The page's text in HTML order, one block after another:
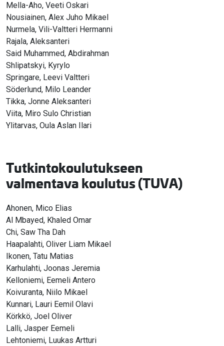
Mella-Aho, Veeti Oskari
Nousiainen, Alex Juho Mikael
Nurmela, Vili-Valtteri Hermanni
Rajala, Aleksanteri
Said Muhammed, Abdirahman
Shlipatskyi, Kyrylo
Springare, Leevi Valtteri
Söderlund, Milo Leander
Tikka, Jonne Aleksanteri
Viita, Miro Sulo Christian
Ylitarvas, Oula Aslan Ilari
Tutkintokoulutukseen
valmentava koulutus (TUVA)
Ahonen, Mico Elias
Al Mbayed, Khaled Omar
Chi, Saw Tha Dah
Haapalahti, Oliver Liam Mikael
Ikonen, Tatu Matias
Karhulahti, Joonas Jeremia
Kelloniemi, Eemeli Antero
Koivuranta, Niilo Mikael
Kunnari, Lauri Eemil Olavi
Körkkö, Joel Oliver
Lalli, Jasper Eemeli
Lehtoniemi, Luukas Artturi